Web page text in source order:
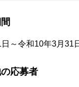
～令和10年3月31
応募者